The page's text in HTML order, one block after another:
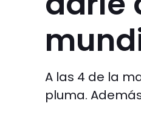
A las 4 de la
pluma.